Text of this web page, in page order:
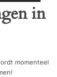
in
momenteel